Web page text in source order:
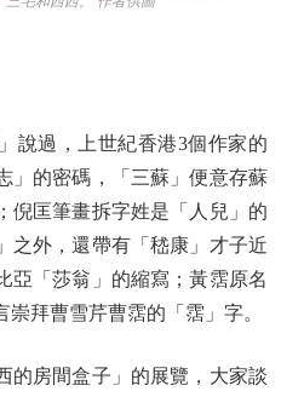
過，上世紀香港3個作家的
」的密碼，「三蘇」便意存蘇
倪匡筆畫拆字姓是「人兒」的
之外，還帶有「嵇康」才子近
亞「莎翁」的縮寫；黃霑原名
拜曹雪芹曹霑的「霑」字。
房間盒子」的展覽，大家談